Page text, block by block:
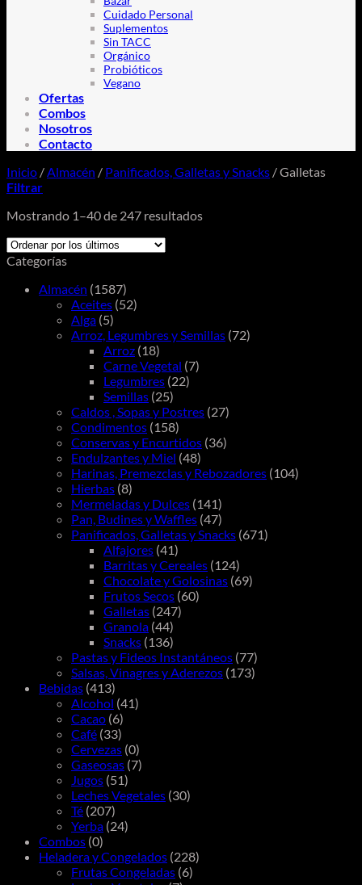
Cuidado Personal
Suplementos
Sin TACC
Orgánico
Probióticos
Vegano
Ofertas
Combos
Nosotros
Contacto
Inicio /Almacén / Panificados, Galletas y Snacks /Galletas
Filtrar
Mostrando 1–40 de 247 resultados
Categorías
Almacén (1587)
Aceites (52)
Alga (5)
Arroz, Legumbres y Semillas (72)
Arroz (18)
Carne Vegetal (7)
Legumbres (22)
Semillas (25)
Caldos , Sopas y Postres (27)
Condimentos (158)
Conservas y Encurtidos (36)
Endulzantes y Miel (48)
Harinas, Premezclas y Rebozadores (104)
Hierbas (8)
Mermeladas y Dulces (141)
Pan, Budines y Waffles (47)
Panificados, Galletas y Snacks (671)
Alfajores (41)
Barritas y Cereales (124)
Chocolate y Golosinas (69)
Frutos Secos (60)
Galletas (247)
Granola (44)
Snacks (136)
Pastas y Fideos Instantáneos (77)
Salsas, Vinagres y Aderezos (173)
Bebidas (413)
Alcohol (41)
Cacao (6)
Café (33)
Cervezas (0)
Gaseosas (7)
Jugos (51)
Leches Vegetales (30)
Té (207)
Yerba (24)
Combos (0)
Heladera y Congelados (228)
Frutas Congeladas (6)